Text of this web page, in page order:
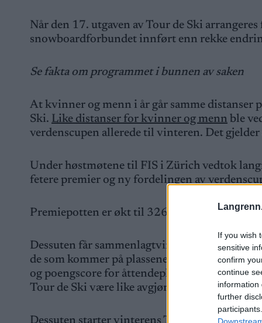
If you wish
sensitive
confirm
continue
information
further
Når den 17. utgaven av Tour de Ski
snowboardforbundet innført enn rekke
Se fakta om programmet i bunnen av saken
At kvinner og menn i år går samme distanser
Ski. Like distanser for kvinner og menn ble
verdenscupen allerede til vinteren. Det gjelder
Under høstmøtene til FIS i Zürich vedtok
fetere premier og ny fordelingen av
Premiepotten er økt til 326.000
Dessuten får sammenlagtvinneren av cupen
de som kommer på plassene bak vinneren
og poengscore for åttendeplass sammenlagt
Tour de Ski være like avgjørende for
Dessuten starter vinterens Tour de Ski noen